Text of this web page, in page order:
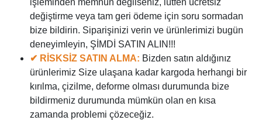
işleminden memnun değilseniz, lütfen ücretsiz
değiştirme veya tam geri ödeme için soru sormadan
bize bildirin. Siparişinizi verin ve ürünlerimizi bugün
deneyimleyin, ŞİMDİ SATIN ALIN!!!
✔ RİSKSİZ SATIN ALMA: Bizden satın aldığınız
ürünlerimiz Size ulaşana kadar kargoda herhangi bir
kırılma, çizilme, deforme olması durumunda bize
bildirmeniz durumunda mümkün olan en kısa
zamanda problemi çözeceğiz.